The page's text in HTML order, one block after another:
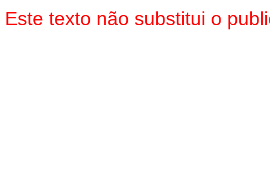
Este texto não substitui o